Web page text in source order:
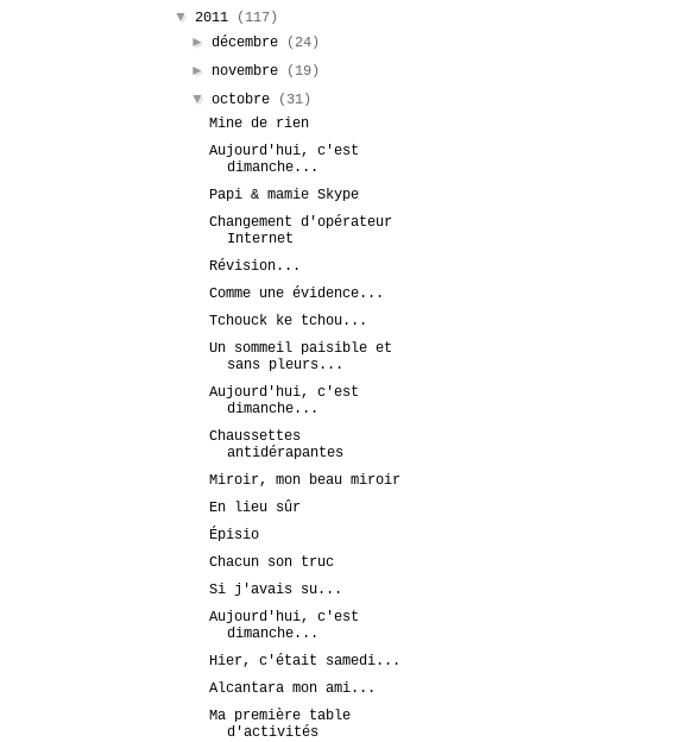
▼ 2011
(117)
►décembre
(24)
► novembre
(19)
▼octobre
(31)
Mine de rien
Aujourd'hui, c'est
dimanche...
Papi & mamie Skype
Changement d'opérateur
Internet
Révision...
Comme une évidence...
Tchouck ke tchou...
Un sommeil paisible et
sans pleurs...
Aujourd'hui, c'est
dimanche...
Chaussettes
antidérapantes
Miroir, mon beau miroir
En lieu sûr
Épisio
Chacun son truc
Si j'avais su...
Aujourd'hui, c'est
dimanche...
Hier, c'était samedi...
Alcantara mon ami...
Ma première table
d'activités